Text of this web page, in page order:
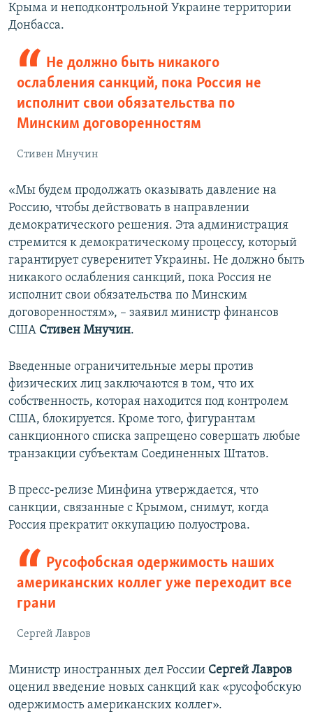
Крыма и неподконтрольной Украине территории
Донбасса.
Не должно быть никакого
ослабления санкций, пока Россия не
исполнит свои обязательства по
Минским договоренностям
Стивен Мнучин
«Мы будем продолжать оказывать давление на
Россию, чтобы действовать в направлении
демократического решения. Эта администрация
стремится к демократическому процессу, который
гарантирует суверенитет Украины. Не должно быть
никакого ослабления санкций, пока Россия не
исполнит свои обязательства по Минским
договоренностям», – заявил министр финансов
США Стивен Мнучин.
Введенные ограничительные меры против
физических лиц заключаются в том, что их
собственность, которая находится под контролем
США, блокируется. Кроме того, фигурантам
санкционного списка запрещено совершать любые
транзакции субъектам Соединенных Штатов.
В пресс-релизе Минфина утверждается, что
санкции, связанные с Крымом, снимут, когда
Россия прекратит оккупацию полуострова.
Русофобская одержимость наших
американских коллег уже переходит все
грани
Сергей Лавров
Министр иностранных дел России Сергей Лавров
оценил введение новых санкций как «русофобскую
одержимость американских коллег».